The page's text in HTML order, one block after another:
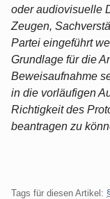
oder audiovisuelle
Zeugen,
Partei eingeführt
Grundlage für die
Beweisaufnahme
in die vorläufigen
Richtigkeit des
beantragen zu
Tags für diesen Artikel: